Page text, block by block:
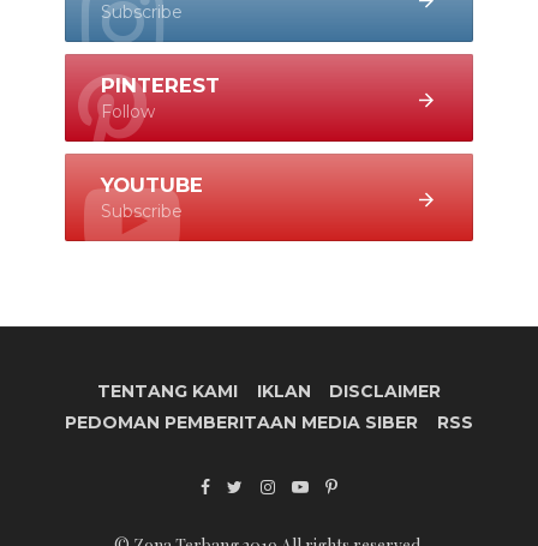
Subscribe
PINTEREST
Follow
YOUTUBE
Subscribe
TENTANG KAMI IKLAN
DISCLAIMER
PEDOMAN PEMBERITAAN MEDIA SIBER
RSS